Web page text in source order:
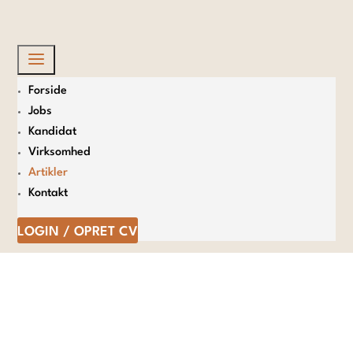
a
Forside
Jobs
Kandidat
Virksomhed
Artikler
Kontakt
LOGIN / OPRET CV